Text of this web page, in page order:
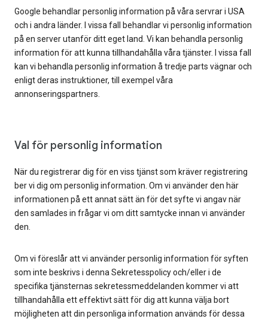
Google behandlar personlig information på våra servrar i USA
och i andra länder. I vissa fall behandlar vi personlig information
på en server utanför ditt eget land. Vi kan behandla personlig
information för att kunna tillhandahålla våra tjänster. I vissa fall
kan vi behandla personlig information å tredje parts vägnar och
enligt deras instruktioner, till exempel våra
annonseringspartners.
Val för personlig information
När du registrerar dig för en viss tjänst som kräver registrering
ber vi dig om personlig information. Om vi använder den här
informationen på ett annat sätt än för det syfte vi angav när
den samlades in frågar vi om ditt samtycke innan vi använder
den.
Om vi föreslår att vi använder personlig information för syften
som inte beskrivs i denna Sekretesspolicy och/eller i de
specifika tjänsternas sekretessmeddelanden kommer vi att
tillhandahålla ett effektivt sätt för dig att kunna välja bort
möjligheten att din personliga information används för dessa